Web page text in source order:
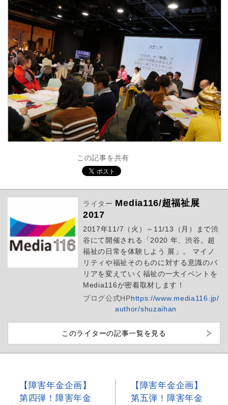
この記事を共有
ライター Media116/超福祉展
2017
2017年11/7（火）～11/13（月）まで渋
谷にて開催される「2020 年、渋谷。超
福祉の日常を体験しよう 展」。 マイノ
リティや福祉そのものに対する意識のバ
リアを変えていく福祉の一大イベントを
Media116が密着取材します！
ブログ公式HPhttps://www.media116.jp/
author/shuzaihan
このライターの記事一覧を見る
【障害年金企画】
第四弾！障害年金
【障害年金企画】
第五弾！障害年金